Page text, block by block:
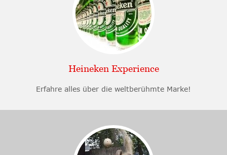
Heineken Experience
Erfahre alles über die weltberühmte Marke!